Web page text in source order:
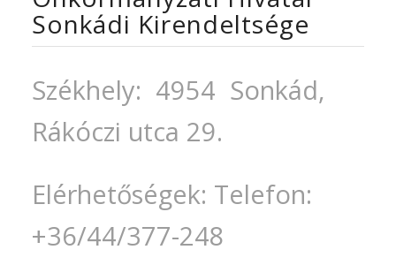
Sonkádi Kirendeltsége
Székhely: 4954 Sonkád,
Rákóczi utca 29.
Elérhetőségek: Telefon:
+36/44/377-248